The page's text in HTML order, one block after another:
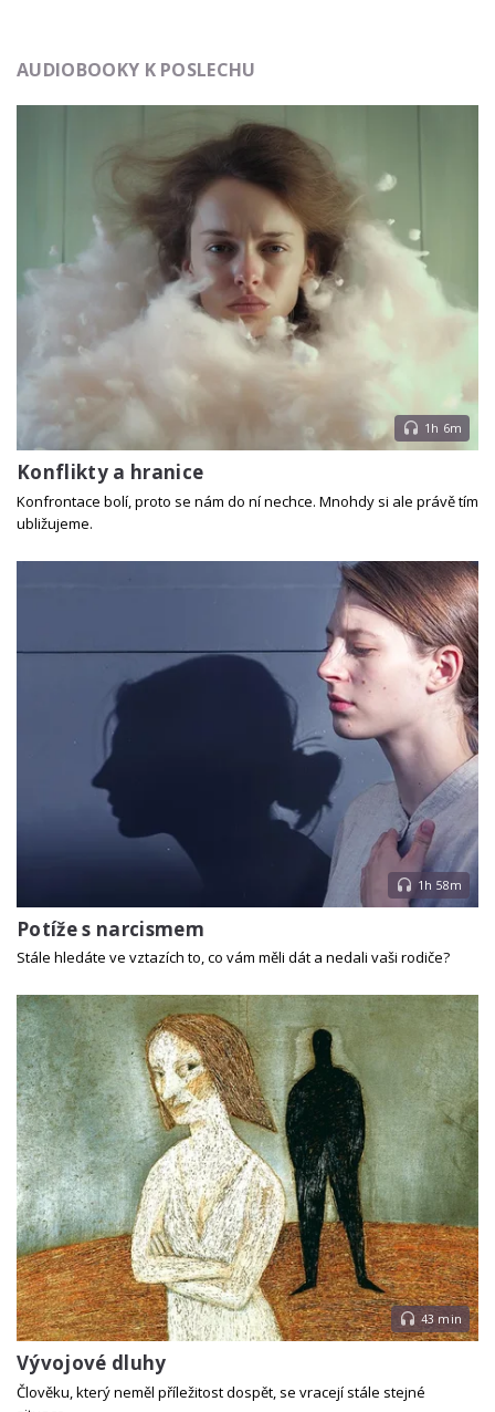
AUDIOBOOKY K POSLECHU
1h 6m
Konflikty a hranice
Konfrontace bolí, proto se nám do ní nechce. Mnohdy si ale právě tím
ubližujeme.
1h 58m
Potíže s narcismem
Stále hledáte ve vztazích to, co vám měli dát a nedali vaši rodiče?
43 min
Vývojové dluhy
Člověku, který neměl příležitost dospět, se vracejí stále stejné